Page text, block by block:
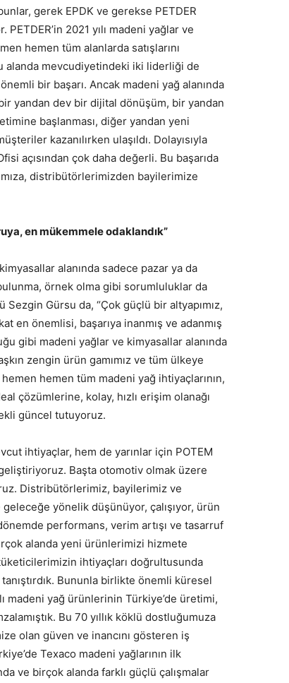
gerek EPDK ve gerekse PETDER
2021 yılı madeni yağlar ve
hemen tüm alanlarda satışlarını
alanda mevcudiyetindeki iki liderliği de
bir başarı. Ancak madeni yağ alanında
yandan dev bir dijital dönüşüm, bir yandan
başlanması, diğer yandan yeni
kazanılırken ulaşıldı. Dolayısıyla
açısından çok daha değerli. Bu başarıda
distribütörlerimizden bayilerimize
en mükemmele odaklandık”
alanında sadece pazar ya da
örnek olma gibi sorumluluklar da
Gürsu da, “Çok güçlü bir altyapımız,
en önemlisi, başarıya inanmış ve adanmış
gibi madeni yağlar ve kimyasallar alanında
zengin ürün gamımız ve tüm ülkeye
hemen hemen tüm madeni yağ ihtiyaçlarının,
çözümlerine, kolay, hızlı erişim olanağı
güncel tutuyoruz.
ihtiyaçlar, hem de yarınlar için POTEM
Başta otomotiv olmak üzere
Distribütörlerimiz, bayilerimiz ve
yönelik düşünüyor, çalışıyor, ürün
performans, verim artışı ve tasarruf
alanda yeni ürünlerimizi hizmete
ihtiyaçları doğrultusunda
Bununla birlikte önemli küresel
madeni yağ ürünlerinin Türkiye’de üretimi,
Bu 70 yıllık köklü dostluğumuza
olan güven ve inancını gösteren iş
Texaco madeni yağlarının ilk
ve birçok alanda farklı güçlü çalışmalar